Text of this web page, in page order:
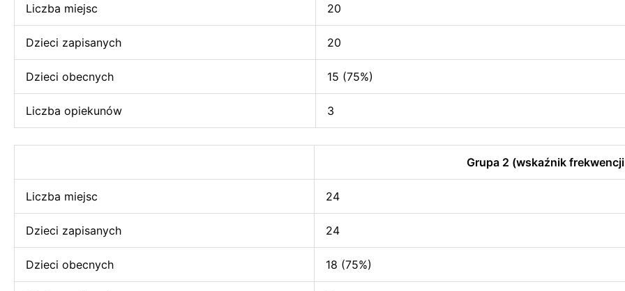
Liczba miejsc 20
Dzieci zapisanych 20
Dzieci obecnych 15 (75%)
Liczba opiekunów 3
Grupa 2 (wskaźnik
Liczba miejsc 24
Dzieci zapisanych 24
Dzieci obecnych 18 (75%)